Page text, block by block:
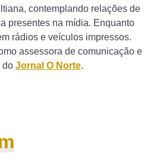
contemplando relações de
presentes na mídia. Enquanto
rádios e veículos impressos.
assessora de comunicação e
do Jornal O Norte.